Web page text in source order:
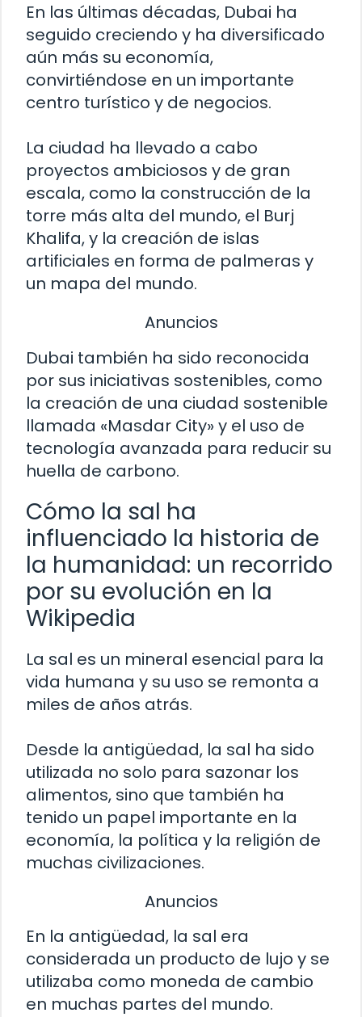
En las últimas décadas, Dubai ha
seguido creciendo y ha diversificado
aún más su economía,
convirtiéndose en un importante
centro turístico y de negocios.
La ciudad ha llevado a cabo
proyectos ambiciosos y de gran
escala, como la construcción de la
torre más alta del mundo, el Burj
Khalifa, y la creación de islas
artificiales en forma de palmeras y
un mapa del mundo.
Anuncios
Dubai también ha sido reconocida
por sus iniciativas sostenibles, como
la creación de una ciudad sostenible
llamada «Masdar City» y el uso de
tecnología avanzada para reducir su
huella de carbono.
Cómo la sal ha
influenciado la historia de
la humanidad: un recorrido
por su evolución en la
Wikipedia
La sal es un mineral esencial para la
vida humana y su uso se remonta a
miles de años atrás.
Desde la antigüedad, la sal ha sido
utilizada no solo para sazonar los
alimentos, sino que también ha
tenido un papel importante en la
economía, la política y la religión de
muchas civilizaciones.
Anuncios
En la antigüedad, la sal era
considerada un producto de lujo y se
utilizaba como moneda de cambio
en muchas partes del mundo.